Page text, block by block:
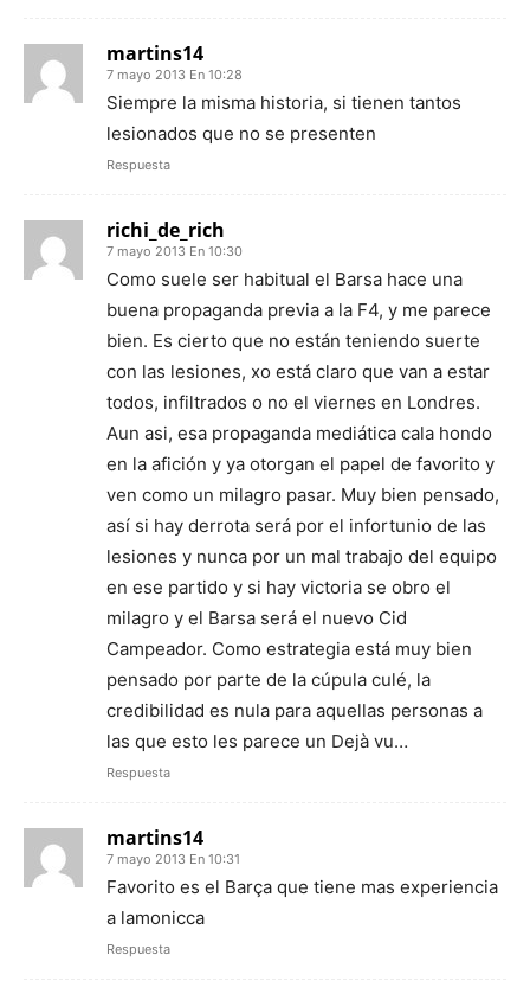
martins14
7 mayo 2013 En 10:28
Siempre la misma historia, si tienen tantos
lesionados que no se presenten
Respuesta
richi_de_rich
7 mayo 2013 En 10:30
Como suele ser habitual el Barsa hace una
buena propaganda previa a la F4, y me parece
bien. Es cierto que no están teniendo suerte
con las lesiones, xo está claro que van a estar
todos, infiltrados o no el viernes en Londres.
Aun asi, esa propaganda mediática cala hondo
en la afición y ya otorgan el papel de favorito y
ven como un milagro pasar. Muy bien pensado,
así si hay derrota será por el infortunio de las
lesiones y nunca por un mal trabajo del equipo
en ese partido y si hay victoria se obro el
milagro y el Barsa será el nuevo Cid
Campeador. Como estrategia está muy bien
pensado por parte de la cúpula culé, la
credibilidad es nula para aquellas personas a
las que esto les parece un Dejà vu…
Respuesta
martins14
7 mayo 2013 En 10:31
Favorito es el Barça que tiene mas experiencia
a lamonicca
Respuesta